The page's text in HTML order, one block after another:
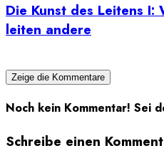
Die Kunst des Leitens I:
leiten andere
Zeige die Kommentare
Noch kein Kommentar! Sei
Schreibe einen